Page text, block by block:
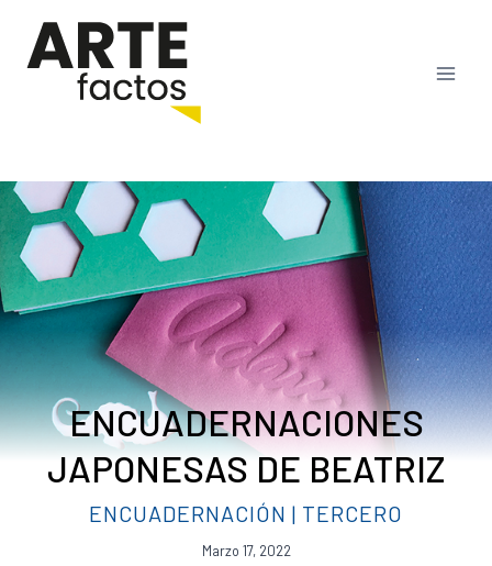
contenido
ENCUADERNACIONES
JAPONESAS DE BEATRIZ
ENCUADERNACIÓN | TERCERO
Marzo 17, 2022